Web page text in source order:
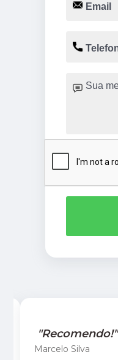
"Recomendo!"
Marcelo Silva